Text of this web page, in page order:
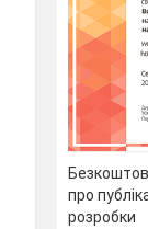
про
розробки